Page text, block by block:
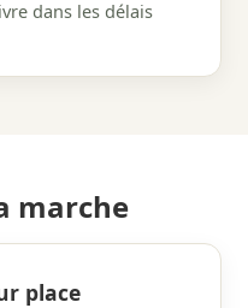
dans les délais
marche
place